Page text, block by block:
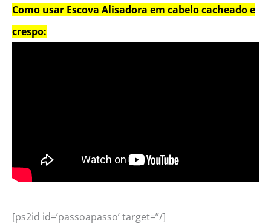
Como usar Escova Alisadora em cabelo cacheado e
crespo:
[ps2id id=’passoapasso’ target=”/]